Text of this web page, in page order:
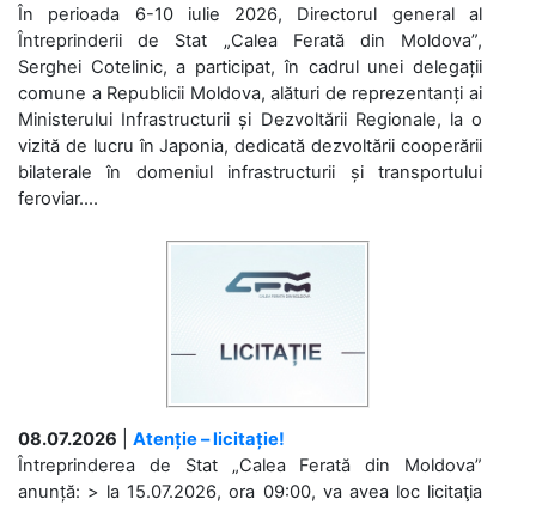
În perioada 6-10 iulie 2026, Directorul general al
Întreprinderii de Stat „Calea Ferată din Moldova”,
Serghei Cotelinic, a participat, în cadrul unei delegații
comune a Republicii Moldova, alături de reprezentanți ai
Ministerului Infrastructurii și Dezvoltării Regionale, la o
vizită de lucru în Japonia, dedicată dezvoltării cooperării
bilaterale în domeniul infrastructurii și transportului
feroviar....
08.07.2026
Atenție – licitație!
Întreprinderea de Stat „Calea Ferată din Moldova”
anunță: > la 15.07.2026, ora 09:00, va avea loc licitaţia